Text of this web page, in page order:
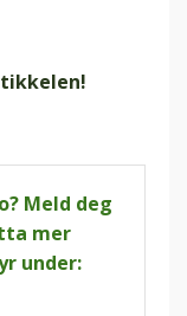
Meld deg
mer
under: